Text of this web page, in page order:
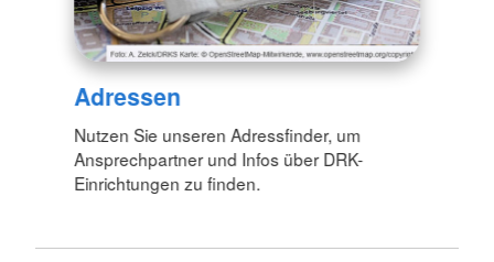
Adressen
Nutzen Sie unseren Adressfinder, um
Ansprechpartner und Infos über DRK-
Einrichtungen zu finden.